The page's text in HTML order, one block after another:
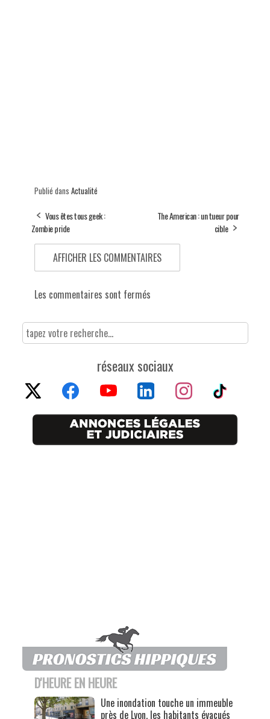
Publié dans Actualité
Vous êtes tous geek :
Zombie pride
The American : un tueur pour
cible
AFFICHER LES COMMENTAIRES
Les commentaires sont fermés
réseaux sociaux
D'HEURE EN HEURE
Une inondation touche un immeuble
près de Lyon, les habitants évacués